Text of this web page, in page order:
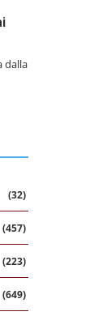
dalla
(32)
(457)
(223)
(649)